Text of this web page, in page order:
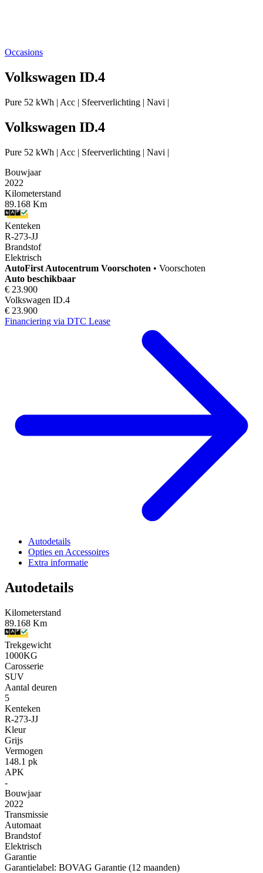
Occasions
Volkswagen ID.4
Pure 52 kWh | Acc | Sfeerverlichting | Navi |
Volkswagen ID.4
Pure 52 kWh | Acc | Sfeerverlichting | Navi |
Bouwjaar
2022
Kilometerstand
89.168 Km
Kenteken
R-273-JJ
Brandstof
Elektrisch
AutoFirst Autocentrum Voorschoten • Voorschoten
Auto beschikbaar
€ 23.900
Volkswagen ID.4
€ 23.900
Financiering via DTC Lease
Autodetails
Opties en Accessoires
Extra informatie
Autodetails
Kilometerstand
89.168 Km
Trekgewicht
1000KG
Carosserie
SUV
Aantal deuren
5
Kenteken
R-273-JJ
Kleur
Grijs
Vermogen
148.1 pk
APK
-
Bouwjaar
2022
Transmissie
Automaat
Brandstof
Elektrisch
Garantie
Garantielabel: BOVAG Garantie (12 maanden)